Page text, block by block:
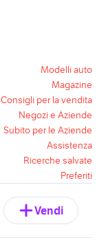
Modelli auto
Magazine
Consigli per la vendita
Negozi e Aziende
Subito per le Aziende
Assistenza
Ricerche salvate
Preferiti
Vendi